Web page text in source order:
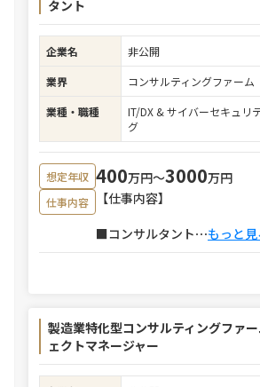
タント
企業名
非公開
業界
コンサルティングファーム
業種・職種
IT/DX & サイバーセキュリ
グ
想定年収 400万円〜3000万円
仕事内容
【仕事内容】
■コンサルタント⋯もっと見
製造業特化型コンサルティングファ
ェクトマネージャー